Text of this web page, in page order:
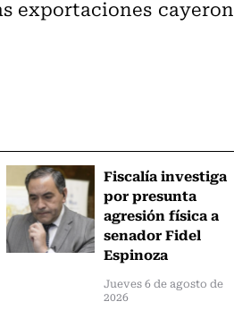
exportaciones cayeron
Fiscalía investiga
por presunta
agresión física a
senador Fidel
Espinoza
Jueves 6 de agosto de
2026